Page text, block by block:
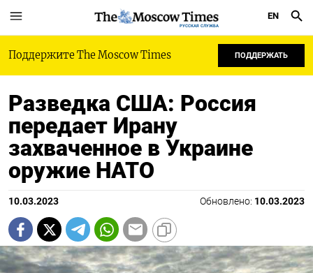
РУССКАЯ СЛУЖБА
EN
Поддержите The Moscow Times ПОДДЕРЖАТЬ
Разведка США: Россия
передает Ирану
захваченное в Украине
оружие НАТО
10.03.2023 Обновлено: 10.03.2023